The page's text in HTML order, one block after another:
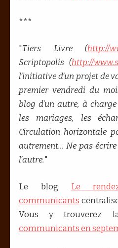
***
"Tiers Livre (http://
Scriptopolis (http://
l’initiative d’un projet de
premier vendredi du
blog d’un autre, à
les mariages, les
Circulation horizontale
autrement… Ne pas
l’autre."
Le blog Le
communicants
Vous y trouverez
communicants en